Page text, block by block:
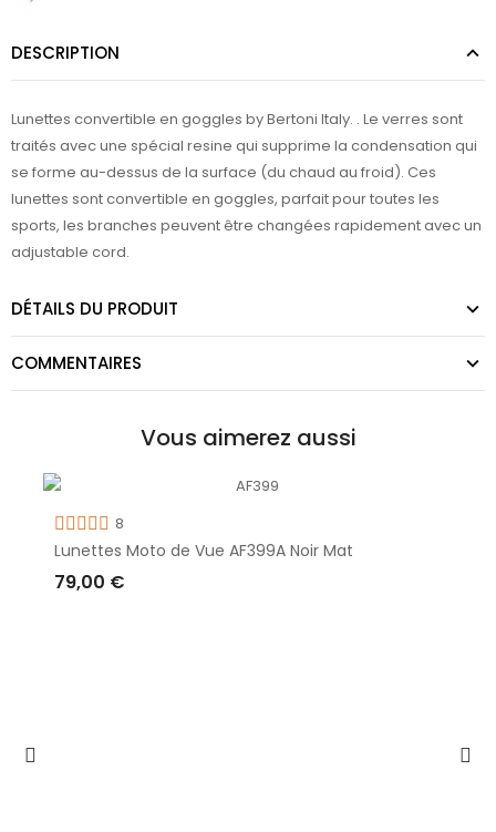
DESCRIPTION
Lunettes convertible en goggles by Bertoni Italy. . Le verres sont
traités avec une spécial resine qui supprime la condensation qui
se forme au-dessus de la surface (du chaud au froid). Ces
lunettes sont convertible en goggles, parfait pour toutes les
sports, les branches peuvent être changées rapidement avec un
adjustable cord.
DÉTAILS DU PRODUIT
COMMENTAIRES
Vous aimerez aussi
8
Lunettes Moto de Vue AF399A Noir Mat
79,00 €